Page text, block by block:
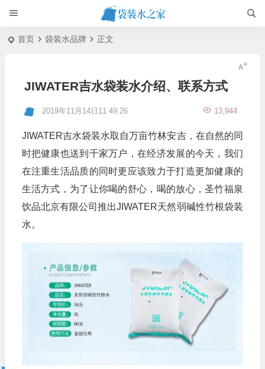
首页 袋装水品牌 正文
JIWATER吉水袋装水介绍、联系方式
2019年11月14日11:49:26 13,944
JIWATER吉水袋装水取自万亩竹林安吉，在自然的同
时把健康也送到千家万户，在经济发展的今天，我们
在注重生活品质的同时更应该致力于打造更加健康的
生活方式，为了让你喝的舒心，喝的放心，圣竹福泉
饮品北京有限公司推出JIWATER天然弱碱性竹根袋装
水。